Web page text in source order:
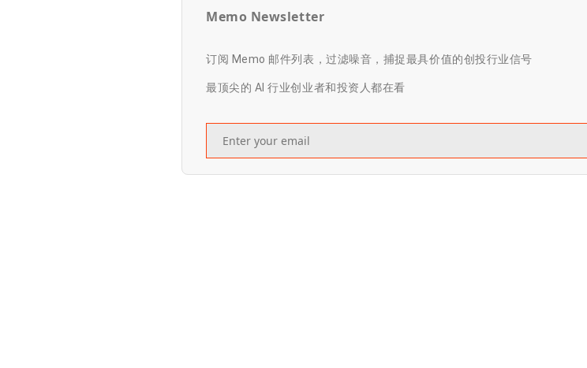
Memo Newsletter
订阅 Memo 邮件列表，过滤噪音，捕捉最具价值的创投行业信号
最顶尖的 AI 行业创业者和投资人都在看